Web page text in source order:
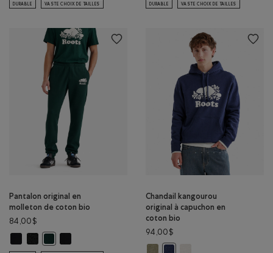
DURABLE VASTE CHOIX DE TAILLES DURABLE VASTE CHOIX DE TAILLES
Pantalon original en
molleton de coton bio
84,00$
Pantalon original en molleton de coton bio: NOIR Couleur
Pantalon original en molleton de coton bio: POIVRE NOIR Couleur
Pantalon original en molleton de coton bio: VARSITY VERT
Pantalon original en molleton de coton bio: NOIR/NOIR
Chandail kangourou
original à capuchon en
coton bio
94,00$
Chandail kangourou original à